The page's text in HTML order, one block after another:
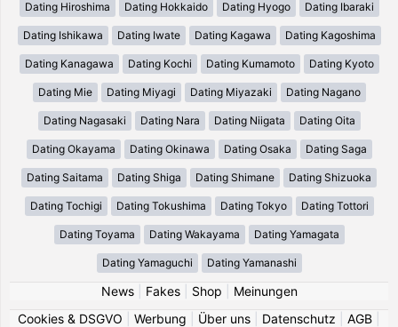
Dating Hiroshima Dating Hokkaido Dating Hyogo Dating Ibaraki
Dating Ishikawa Dating Iwate Dating Kagawa Dating Kagoshima
Dating Kanagawa Dating Kochi Dating Kumamoto Dating Kyoto
Dating Mie Dating Miyagi Dating Miyazaki Dating Nagano
Dating Nagasaki Dating Nara Dating Niigata Dating Oita
Dating Okayama Dating Okinawa Dating Osaka Dating Saga
Dating Saitama Dating Shiga Dating Shimane Dating Shizuoka
Dating Tochigi Dating Tokushima Dating Tokyo Dating Tottori
Dating Toyama Dating Wakayama Dating Yamagata
Dating Yamaguchi Dating Yamanashi
News| Fakes| Shop
Meinungen
Cookies & DSGVO
Werbung Über uns Datenschutz AGB